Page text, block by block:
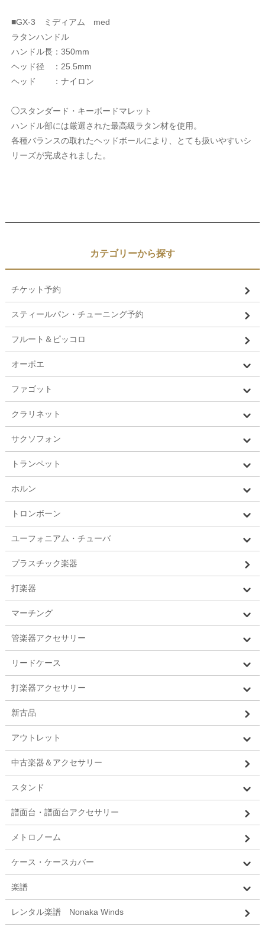
■GX-3 ミディアム med
ラタンハンドル
ハンドル長：350mm
ヘッド径 ：25.5mm
ヘッド ：ナイロン
◯スタンダード・キーボードマレット
ハンドル部には厳選された最高級ラタン材を使用。
各種バランスの取れたヘッドボールにより、とても扱いやすいシ
リーズが完成されました。
カテゴリーから探す
チケット予約
スティールパン・チューニング予約
フルート＆ピッコロ
オーボエ
ファゴット
クラリネット
サクソフォン
トランペット
ホルン
トロンボーン
ユーフォニアム・チューバ
プラスチック楽器
打楽器
マーチング
管楽器アクセサリー
リードケース
打楽器アクセサリー
新古品
アウトレット
中古楽器＆アクセサリー
スタンド
譜面台・譜面台アクセサリー
メトロノーム
ケース・ケースカバー
楽譜
レンタル楽譜 Nonaka Winds